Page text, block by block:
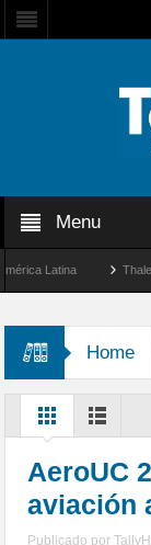
Menu
Latina Thales
Home
AeroUC
aviación
Publicado por